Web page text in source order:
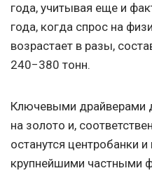
года, учитывая еще и
года, когда спрос на
возрастает в разы,
240−380 тонн.
Ключевыми драйверами
на золото и,
останутся центробанки
крупнейшими частными